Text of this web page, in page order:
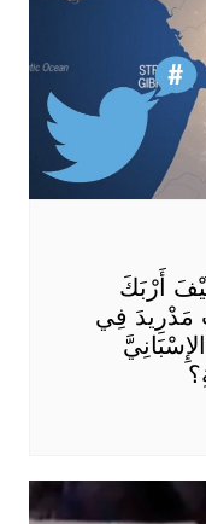
أَرْبَكَ
مَدْرِيدَ فِي